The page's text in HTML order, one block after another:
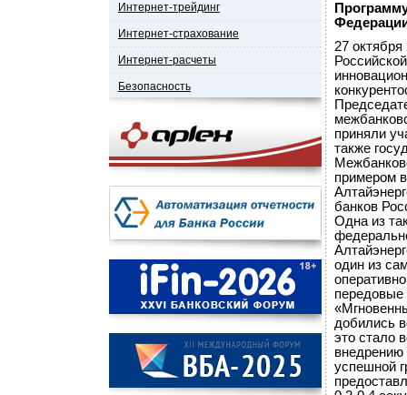
Интернет-трейдинг
Интернет-страхование
Интернет-расчеты
Безопасность
27
приняли
также
примером
банков
Одна из
один из
передовые
добились
это стало
внедрению
успешной